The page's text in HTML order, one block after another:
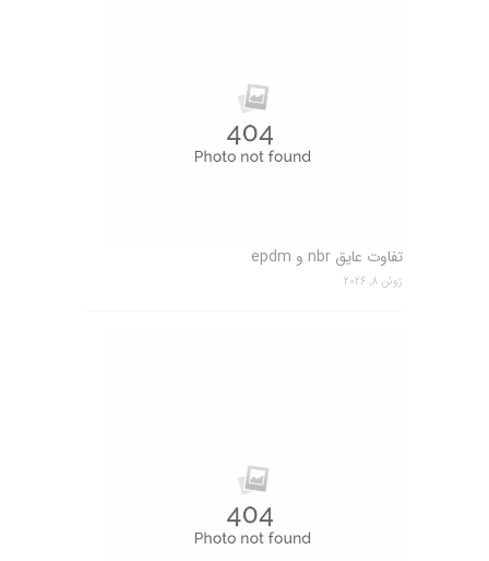
تفاوت عایق nbr و epdm
ژوئن 8, 2026